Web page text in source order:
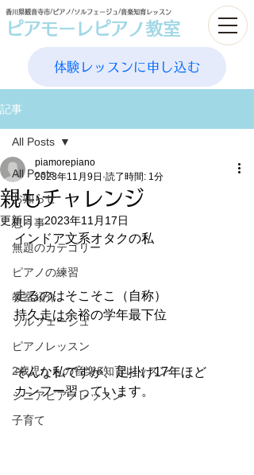
香川県観音寺市/ピアノ/ソルフェージュ/音楽知育レッスン
体験レッスンに申し込む
ピアモーレピアノ教室
記事
All Posts
お知らせ
思う事
無題のカテゴリー
ピアノの練習
教室紹介
ソルフェージュ
ピアノレッスン
2歳児からの音楽&知育レッスン
シニアピアノレッスン
子育て
All Posts
親もチャレンジ
piamorepiano
2023年11月9日 読了時間: 1分
更新日：2023年11月17日
インドア文系オタクの私
走るのはそこそこ（自称）
持久走は余裕の学年最下位
そんな私ですが、足掛け17年ほど
カンフー習っています。